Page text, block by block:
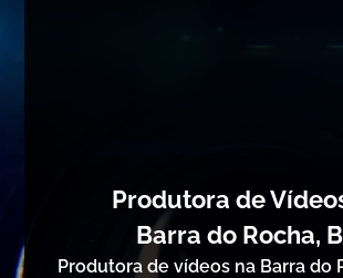
Produtora de
Barra do Rocha,
Produtora de vídeos na Barra do